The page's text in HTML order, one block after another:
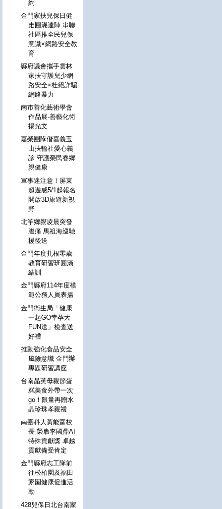
約
金門家扶兒保日健
走圓滿達陣 串聯
社區推全民兒保
意識×網路安全教
育
縣府議會攜手雲林
家扶守護兒少網
路安全×杜絕詐騙
網路暴力
南市善化藝術學會
作品展-善藝化術
揚光文
嘉榮團隊偕嘉義玉
山扶輪社愛心義
診 守護榮民眷鄉
親健康
軍事迷注意！屏東
超遊感5/1起報名
開啟3D旅遊新視
野
北竿鄉親凌晨突發
腹痛 馬祖海巡馳
援後送
金門年度扎根零歲
教育研習班圓滿
結訓
金門縣府114年度模
範公務人員表揚
金門衛生局「健康
一起GO幸孕大
FUN送」檢查送
好禮
推動強化食品安全
風險意識 金門辦
專題研習講座
台南晶英母親節蛋
糕美食外帶一次
go！限量再贈水
晶珍珠孝親禮
南臺科大黃能富校
長 榮膺李國鼎AI
特殊貢獻獎 卓越
貢獻備受肯定
金門縣府志工隊前
往松柏園及福田
家園健康促進活
動
428兒保日北台南家